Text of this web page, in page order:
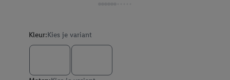
Kleur:Kies je variant